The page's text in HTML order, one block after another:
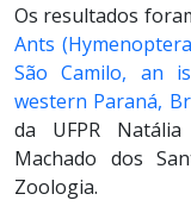
Os resultados
Ants
São Camilo, an
western Paraná,
da UFPR
Machado dos
Zoologia.